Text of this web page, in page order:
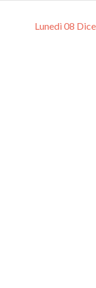
Lunedì 08